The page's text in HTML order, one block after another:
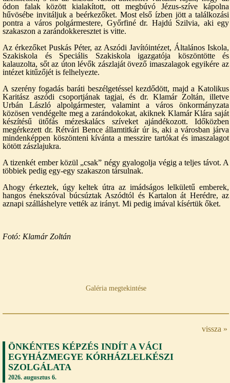
ódon falak között kialakított, ott megbúvó Jézus-szíve kápolna
hűvösébe invitáljuk a beérkezőket. Most első ízben jött a találkozási
pontra a város polgármestere, Győrfiné dr. Hajdú Szilvia, aki egy
szakaszon a zarándokkeresztet is vitte.
Az érkezőket Puskás Péter, az Aszódi Javítóintézet, Általános Iskola,
Szakiskola és Speciális Szakiskola igazgatója köszöntötte és
kalauzolta, sőt az úton lévők zászlaját övező imaszalagok egyikére az
intézet kitűzőjét is felhelyezte.
A szerény fogadás baráti beszélgetéssel kezdődött, majd a Katolikus
Karitász aszódi csoportjának tagjai, és dr. Klamár Zoltán, illetve
Urbán László alpolgármester, valamint a város önkormányzata
közösen vendégelte meg a zarándokokat, akiknek Klamár Klára saját
készítésű ütőfás mézeskalács szíveket ajándékozott. Időközben
megérkezett dr. Rétvári Bence államtitkár úr is, aki a városban járva
mindenképpen köszönteni kívánta a messzire tartókat és imaszalagot
kötött zászlajukra.
A tizenkét ember közül „csak” négy gyalogolja végig a teljes távot. A
többiek pedig egy-egy szakaszon társulnak.
Ahogy érkeztek, úgy keltek útra az imádságos lelkületű emberek,
hangos énekszóval búcsúztak Aszódtól és Kartalon át Herédre, az
aznapi szálláshelyre vették az irányt. Mi pedig imával kísértük őket.
Fotó: Klamár Zoltán
Galéria megtekintése
vissza »
ÖNKÉNTES KÉPZÉS INDÍT A VÁCI
EGYHÁZMEGYE KÓRHÁZLELKÉSZI
SZOLGÁLATA
2026. augusztus 6.